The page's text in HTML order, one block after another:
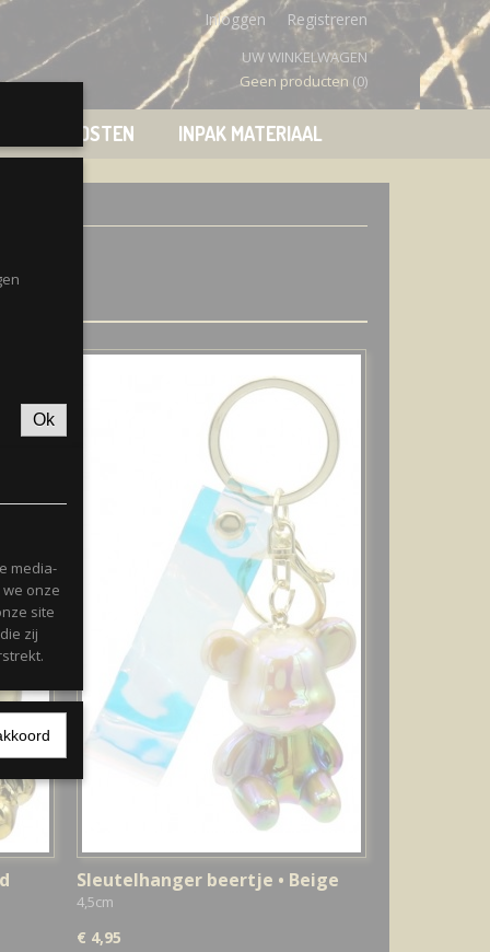
Inloggen Registreren
UW WINKELWAGEN
Geen producten (0)
INPAK MATERIAAL
Sleutelhanger beertje • Beige
4,5cm
€ 4,95
Ok
media-
onze
site
zij